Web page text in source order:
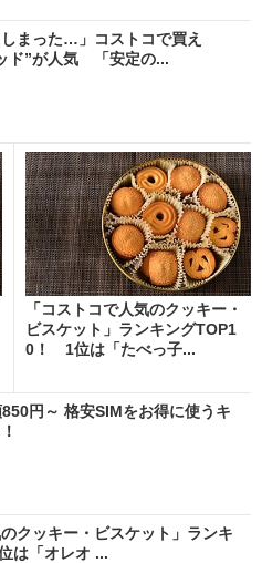
しまった…」コストコで買え
ド”が人気 「安定の...
「コストコで人気のクッキー・
ビスケット」ランキングTOP1
0！ 1位は「たべっ子...
円～ 格安SIMをお得に使うキ
のクッキー・ビスケット」ランキ
は「オレオ ...